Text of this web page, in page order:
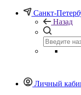
Санкт-
Назад
Личный